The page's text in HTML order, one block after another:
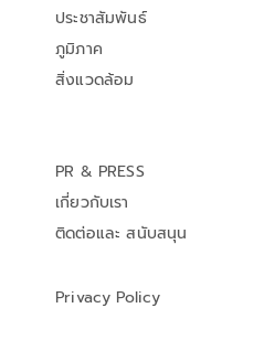
ประชาสัมพันธ์
ภูมิภาค
สิ่งแวดล้อม
PR & PRESS
เกี่ยวกับเรา
ติดต่อและ สนับสนุน
Privacy Policy